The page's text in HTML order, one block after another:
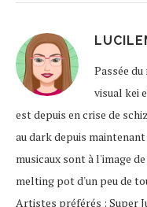
Passée
visual kei
est depuis en crise de
au dark depuis
musicaux sont à l'image
melting pot d'un peu de
Artistes préférés : Super